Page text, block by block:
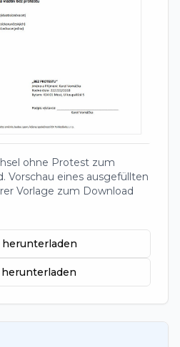
ohne Protest zum
Vorschau eines ausgefüllten
Vorlage zum Download
herunterladen
herunterladen